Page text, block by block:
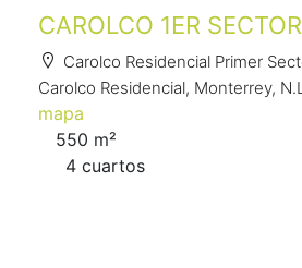
CAROLCO 1ER SECTOR
Carolco Residencial Primer
Carolco Residencial, Monterrey,
mapa
550 m²
4 сuartos